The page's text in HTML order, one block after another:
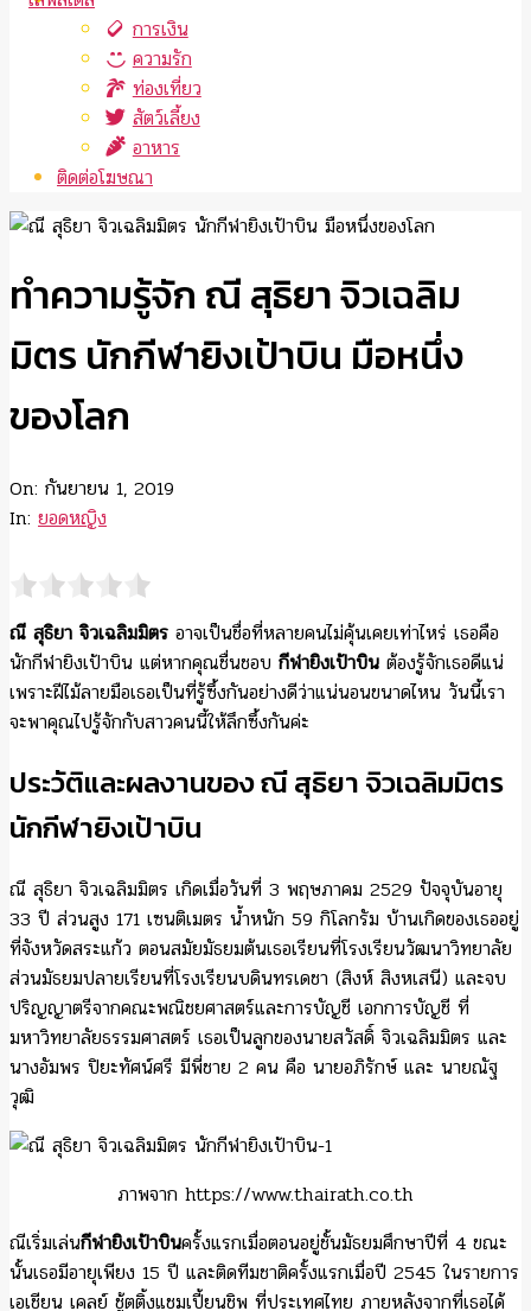
การเงิน
ความรัก
ท่องเที่ยว
สัตว์เลี้ยง
อาหาร
ติดต่อโฆษณา
ทำความรู้จัก ณี สุธิยา จิวเฉลิม
มิตร นักกีฬายิงเป้าบิน มือหนึ่ง
ของโลก
On: กันยายน 1, 2019
In: ยอดหญิง
ณี สุธิยา จิวเฉลิมมิตร อาจเป็นชื่อที่หลายคนไม่คุ้นเคยเท่าไหร่ เธอคือ
นักกีฬายิงเป้าบิน แต่หากคุณชื่นชอบ กีฬายิงเป้าบิน ต้องรู้จักเธอดีแน่
เพราะฝีไม้ลายมือเธอเป็นที่รู้ซึ้งกันอย่างดีว่าแน่นอนขนาดไหน วันนี้เรา
จะพาคุณไปรู้จักกับสาวคนนี้ให้ลึกซึ้งกันค่ะ
ประวัติและผลงานของ ณี สุธิยา จิวเฉลิมมิตร
นักกีฬายิงเป้าบิน
ณี สุธิยา จิวเฉลิมมิตร เกิดเมื่อวันที่ 3 พฤษภาคม 2529 ปัจจุบันอายุ
33 ปี ส่วนสูง 171 เซนติเมตร น้ำหนัก 59 กิโลกรัม บ้านเกิดของเธออยู่
ที่จังหวัดสระแก้ว ตอนสมัยมัธยมต้นเธอเรียนที่โรงเรียนวัฒนาวิทยาลัย
ส่วนมัธยมปลายเรียนที่โรงเรียนบดินทรเดชา (สิงห์ สิงหเสนี) และจบ
ปริญญาตรีจากคณะพณิชยศาสตร์และการบัญชี เอกการบัญชี ที่
มหาวิทยาลัยธรรมศาสตร์ เธอเป็นลูกของนายสวัสดิ์ จิวเฉลิมมิตร และ
นางอัมพร ปิยะทัศน์ศรี มีพี่ชาย 2 คน คือ นายอภิรักษ์ และ นายณัฐ
วุฒิ
ภาพจาก https://www.thairath.co.th
ณีเริ่มเล่นกีฬายิงเป้าบินครั้งแรกเมื่อตอนอยู่ชั้นมัธยมศึกษาปีที่ 4 ขณะ
นั้นเธอมีอายุเพียง 15 ปี และติดทีมชาติครั้งแรกเมื่อปี 2545 ในรายการ
เอเชียน เคลย์ ชู้ตติ้งแชมเปี้ยนชิพ ที่ประเทศไทย ภายหลังจากที่เธอได้